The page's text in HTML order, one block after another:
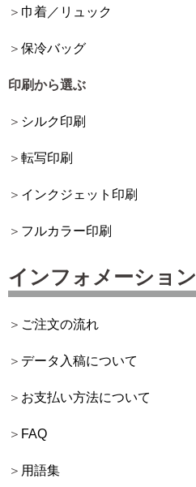
巾着／リュック
保冷バッグ
印刷から選ぶ
シルク印刷
転写印刷
インクジェット印刷
フルカラー印刷
インフォメーション
ご注文の流れ
データ入稿について
お支払い方法について
FAQ
用語集